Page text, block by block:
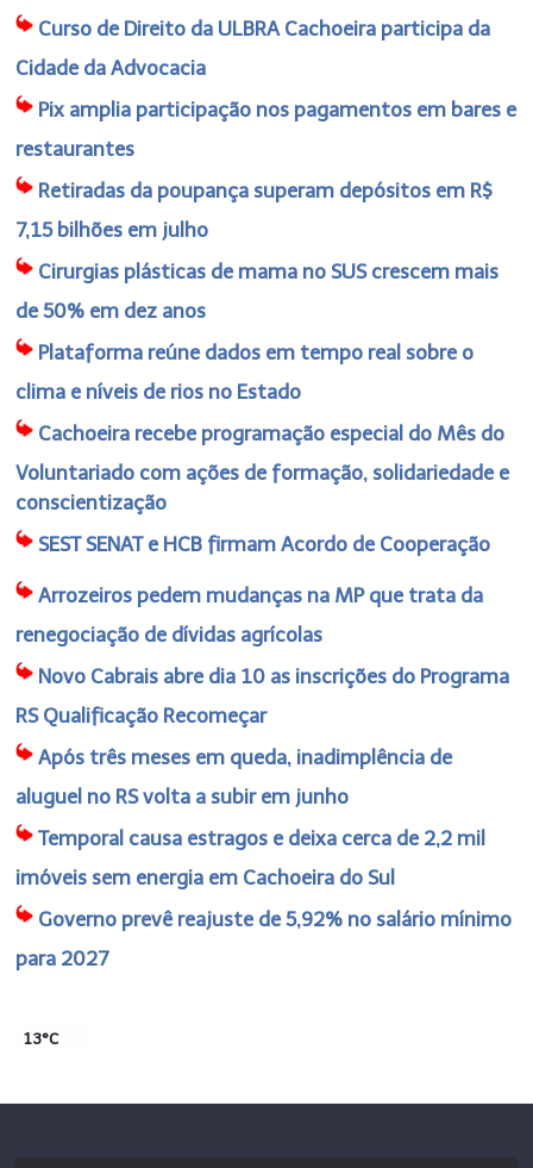
Curso de Direito da ULBRA Cachoeira participa da
Cidade da Advocacia
Pix amplia participação nos pagamentos em bares e
restaurantes
Retiradas da poupança superam depósitos em R$
7,15 bilhões em julho
Cirurgias plásticas de mama no SUS crescem mais
de 50% em dez anos
Plataforma reúne dados em tempo real sobre o
clima e níveis de rios no Estado
Cachoeira recebe programação especial do Mês do
Voluntariado com ações de formação, solidariedade e
conscientização
SEST SENAT e HCB firmam Acordo de Cooperação
Arrozeiros pedem mudanças na MP que trata da
renegociação de dívidas agrícolas
Novo Cabrais abre dia 10 as inscrições do Programa
RS Qualificação Recomeçar
Após três meses em queda, inadimplência de
aluguel no RS volta a subir em junho
Temporal causa estragos e deixa cerca de 2,2 mil
imóveis sem energia em Cachoeira do Sul
Governo prevê reajuste de 5,92% no salário mínimo
para 2027
13°C